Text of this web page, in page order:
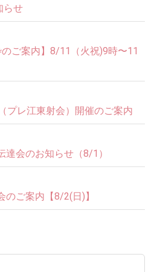
らせ
ご案内】8/11（火祝)9時〜11
レ江東射会）開催のご案内
会のお知らせ（8/1）
ご案内【8/2(日)】